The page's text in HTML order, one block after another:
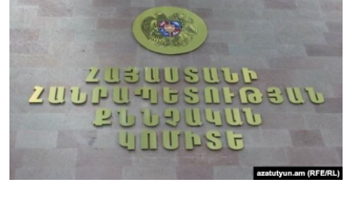
ՏԱՐԱԾԱՇՐՋԱՆ
ՄԻՋԱԶԳԱՅԻՆ
ՍՊՈՐՏ
ՄԵԿՆԱԲԱՆՈՒԹՅՈՒՆ